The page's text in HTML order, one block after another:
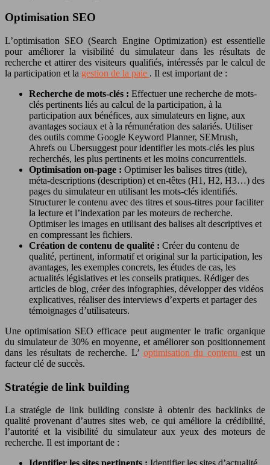
Optimisation SEO
L’optimisation SEO (Search Engine Optimization) est essentielle
pour améliorer la visibilité du simulateur dans les résultats de
recherche et attirer des visiteurs qualifiés, intéressés par le calcul de
la participation et la gestion de la paie . Il est important de :
Recherche de mots-clés : Effectuer une recherche de mots-
clés pertinents liés au calcul de la participation, à la
participation aux bénéfices, aux simulateurs en ligne, aux
avantages sociaux et à la rémunération des salariés. Utiliser
des outils comme Google Keyword Planner, SEMrush,
Ahrefs ou Ubersuggest pour identifier les mots-clés les plus
recherchés, les plus pertinents et les moins concurrentiels.
Optimisation on-page : Optimiser les balises titres (title),
méta-descriptions (description) et en-têtes (H1, H2, H3…) des
pages du simulateur en utilisant les mots-clés identifiés.
Structurer le contenu avec des titres et sous-titres pour faciliter
la lecture et l’indexation par les moteurs de recherche.
Optimiser les images en utilisant des balises alt descriptives et
en compressant les fichiers.
Création de contenu de qualité : Créer du contenu de
qualité, pertinent, informatif et original sur la participation, les
avantages, les exemples concrets, les études de cas, les
actualités législatives et les conseils pratiques. Rédiger des
articles de blog, créer des infographies, développer des vidéos
explicatives, réaliser des interviews d’experts et partager des
témoignages d’utilisateurs.
Une optimisation SEO efficace peut augmenter le trafic organique
du simulateur de 30% en moyenne, et améliorer son positionnement
dans les résultats de recherche. L’ optimisation du contenuest un
facteur clé de succès.
Stratégie de link building
La stratégie de link building consiste à obtenir des backlinks de
qualité provenant d’autres sites web, ce qui améliore la crédibilité,
l’autorité et la visibilité du simulateur aux yeux des moteurs de
recherche. Il est important de :